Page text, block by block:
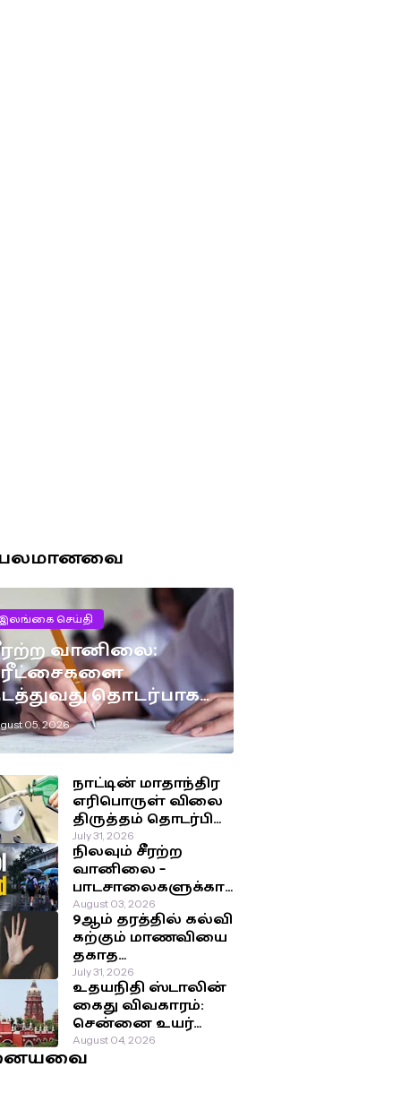
செய்தி
வானிலை:
தொடர்பாக
தீர்மானம்!
05, 2026
நாட்டின் மாதாந்திர
எரிபொருள் விலை
திருத்தம் தொடர்பில்
இன்று
வெளியாகவுள்ள
அறிவிப்பு!
July 31, 2026
நிலவும் சீரற்ற
வானிலை –
பாடசாலைகளுக்கா
ன விடுமுறை
தொடர்பில்
வௌியான தகவல்!
August 03, 2026
9ஆம் தரத்தில் கல்வி
கற்கும் மாணவியை
தகாத
செயற்பாட்டுக்கு
உட்படுத்திய சக
மாணவர்கள்!
July 31, 2026
உதயநிதி ஸ்டாலின்
கைது விவகாரம்:
சென்னை உயர்
நீதிமன்றம்
பிறப்பித்த அதிரடி
August 04, 2026